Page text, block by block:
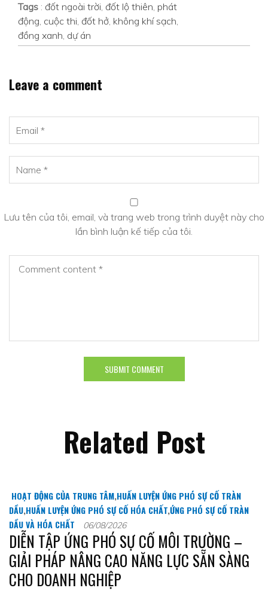
Tags : đốt ngoài trời, đốt lộ thiên, phát
động, cuộc thi, đốt hở, không khí sạch,
đồng xanh, dự án
Leave a comment
Lưu tên của tôi, email, và trang web trong trình duyệt này cho
lần bình luận kế tiếp của tôi.
Related Post
HOẠT ĐỘNG CỦA TRUNG TÂM,HUẤN LUYỆN ỨNG PHÓ SỰ CỐ TRÀN
DẦU,HUẤN LUYỆN ỨNG PHÓ SỰ CỐ HÓA CHẤT,ỨNG PHÓ SỰ CỐ TRÀN
DẦU VÀ HÓA CHẤT
06/08/2026
DIỄN TẬP ỨNG PHÓ SỰ CỐ MÔI TRƯỜNG –
GIẢI PHÁP NÂNG CAO NĂNG LỰC SẴN SÀNG
CHO DOANH NGHIỆP